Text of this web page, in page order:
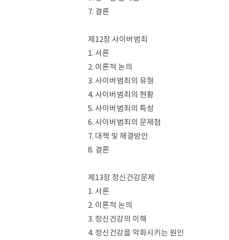
7. 결론
제12장 사이버범죄
1. 서론
2. 이론적 논의
3. 사이버범죄의 유형
4. 사이버범죄의 현황
5. 사이버범죄의 특성
6. 사이버범죄의 문제점
7. 대책 및 해결방안
8. 결론
제13장 정신건강문제
1. 서론
2. 이론적 논의
3. 정신건강의 이해
4. 정신건강을 악화시키는 원인